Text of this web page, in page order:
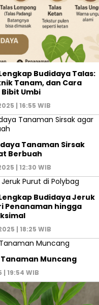
Budidaya Talas:
Tanam, dan Cara
Umbi
| 16:55 WIB
Tanaman Sirsak
Berbuah
| 12:30 WIB
Budidaya Jeruk
Penanaman hingga
| 18:25 WIB
Muncang
19:54 WIB